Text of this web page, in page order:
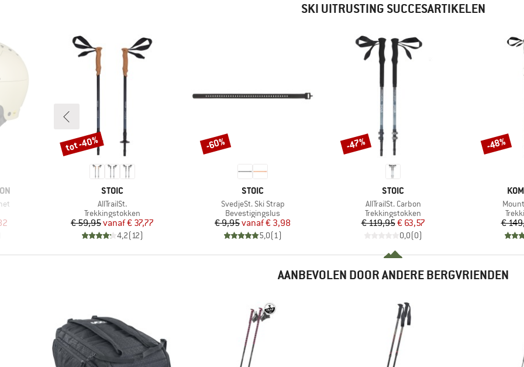
SKI UITRUSTING SUCCESARTIKELEN
prijs
MERK
STOIC
Artikel
AllTrailSt.
Productgroep
Trekkingstokken
Prijs
€ 59,95 Verlaagde prijs
vanaf€ 37,77
4,2(12)
Korting
tot -40%
MERK
STOIC
Artikel
SvedjeSt. Ski Strap
Productgroep
Bevestigingslus
Prijs
€ 9,95 Verlaagde prijs
vanaf€ 3,98
5,0(1)
Korting
-60%
MERK
STOIC
Artikel
AllTrailSt. Carbon
Productgroep
Trekkingstokken
Prijs
€ 119,95Verlaagde prijs
€ 63,57
0,0(0)
Korting
-47%
Artikel
€
Korting
-48%
AANBEVOLEN DOOR ANDERE BERGVRIENDEN